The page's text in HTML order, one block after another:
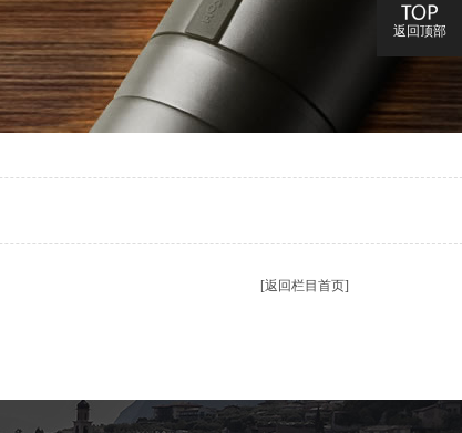
[返回栏目首页]
返回顶部